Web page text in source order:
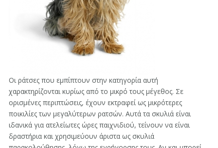
Οι ράτσες που εμπίπτουν στην κατηγορία αυτή
χαρακτηρίζονται κυρίως από το μικρό τους μέγεθος. Σε
ορισμένες περιπτώσεις, έχουν εκτραφεί ως μικρότερες
ποικιλίες των μεγαλύτερων ρατσών. Αυτά τα σκυλιά είναι
ιδανικά για ατελείωτες ώρες παιχνιδιού, τείνουν να είναι
δραστήρια και χρησιμεύουν άριστα ως σκυλιά